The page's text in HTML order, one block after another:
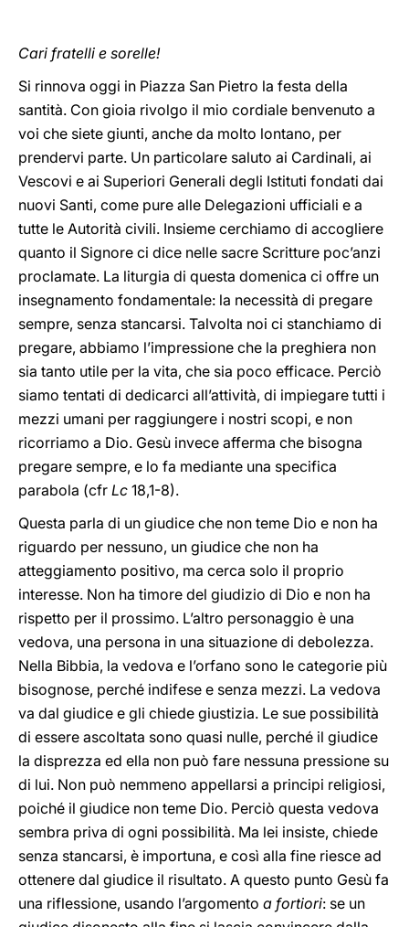
Cari fratelli e sorelle!
Si rinnova oggi in Piazza San Pietro la festa della
santità. Con gioia rivolgo il mio cordiale benvenuto a
voi che siete giunti, anche da molto lontano, per
prendervi parte. Un particolare saluto ai Cardinali, ai
Vescovi e ai Superiori Generali degli Istituti fondati dai
nuovi Santi, come pure alle Delegazioni ufficiali e a
tutte le Autorità civili. Insieme cerchiamo di accogliere
quanto il Signore ci dice nelle sacre Scritture poc’anzi
proclamate. La liturgia di questa domenica ci offre un
insegnamento fondamentale: la necessità di pregare
sempre, senza stancarsi. Talvolta noi ci stanchiamo di
pregare, abbiamo l’impressione che la preghiera non
sia tanto utile per la vita, che sia poco efficace. Perciò
siamo tentati di dedicarci all’attività, di impiegare tutti i
mezzi umani per raggiungere i nostri scopi, e non
ricorriamo a Dio. Gesù invece afferma che bisogna
pregare sempre, e lo fa mediante una specifica
parabola (cfr Lc 18,1-8).
Questa parla di un giudice che non teme Dio e non ha
riguardo per nessuno, un giudice che non ha
atteggiamento positivo, ma cerca solo il proprio
interesse. Non ha timore del giudizio di Dio e non ha
rispetto per il prossimo. L’altro personaggio è una
vedova, una persona in una situazione di debolezza.
Nella Bibbia, la vedova e l’orfano sono le categorie più
bisognose, perché indifese e senza mezzi. La vedova
va dal giudice e gli chiede giustizia. Le sue possibilità
di essere ascoltata sono quasi nulle, perché il giudice
la disprezza ed ella non può fare nessuna pressione su
di lui. Non può nemmeno appellarsi a principi religiosi,
poiché il giudice non teme Dio. Perciò questa vedova
sembra priva di ogni possibilità. Ma lei insiste, chiede
senza stancarsi, è importuna, e così alla fine riesce ad
ottenere dal giudice il risultato. A questo punto Gesù fa
una riflessione, usando l’argomento a fortiori: se un